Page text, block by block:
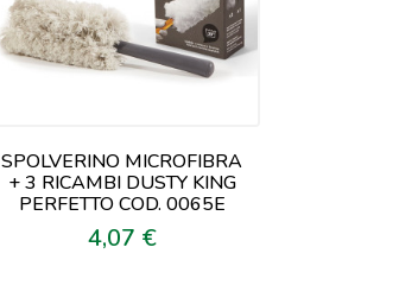
SPOLVERINO MICROFIBRA
+ 3 RICAMBI DUSTY KING
PERFETTO COD. 0065E
Prezzo
4,07 €